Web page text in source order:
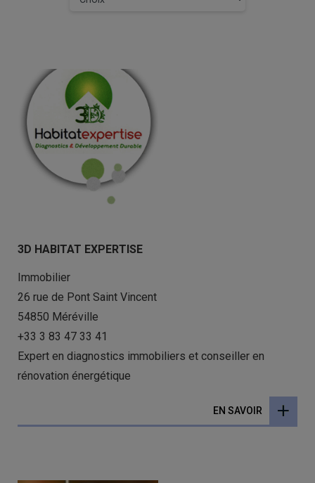
3D HABITAT EXPERTISE
Immobilier
26 rue de Pont Saint Vincent
54850 Méréville
+33 3 83 47 33 41
Expert en diagnostics immobiliers et conseiller en
rénovation énergétique
EN SAVOIR